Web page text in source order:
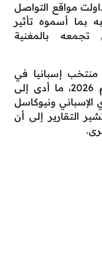
مواقع التواصل
بما أسموه تأثير
تجمعه بالمغنية
إسبانيا في
التصفيات المؤهلة إلى كأس العالم 2026، ما أدى إلى
الإسباني ونيوكاسل
التقارير إلى أن